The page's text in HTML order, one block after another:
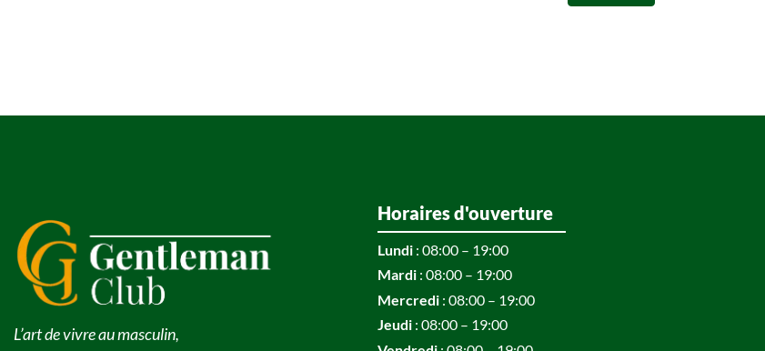
L’art de vivre au masculin,
Horaires d'ouverture
Lundi : 08:00 – 19:00
Mardi : 08:00 – 19:00
Mercredi : 08:00 – 19:00
Jeudi : 08:00 – 19:00